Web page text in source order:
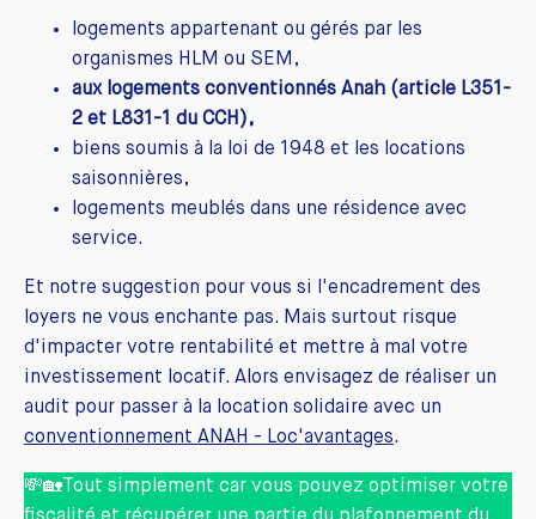
logements appartenant ou gérés par les
organismes HLM ou SEM,
aux logements conventionnés Anah (article L351-
2 et L831-1 du CCH),
biens soumis à la loi de 1948 et les locations
saisonnières,
logements meublés dans une résidence avec
service.
Et notre suggestion pour vous si l'encadrement des
loyers ne vous enchante pas. Mais surtout risque
d'impacter votre rentabilité et mettre à mal votre
investissement locatif. Alors envisagez de réaliser un
audit pour passer à la location solidaire avec un
conventionnement ANAH - Loc'avantages.
💸🏡Tout simplement car vous pouvez optimiser votre